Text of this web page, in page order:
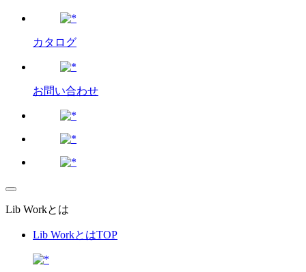
カタログ
お問い合わせ
Lib Workとは
Lib WorkとはTOP